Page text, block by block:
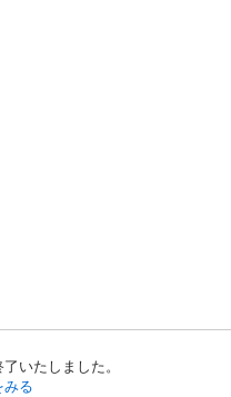
いたしました。
みる